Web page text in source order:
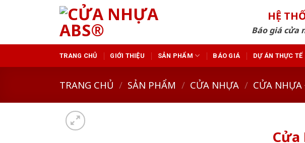
HỆ
Báo giá cửa
TRANG CHỦ GIỚI THIỆU SẢN PHẨM BÁO GIÁ DỰ ÁN THỰC TẾ
TRANG CHỦ / SẢN PHẨM / CỬA NHỰA / CỬA
Cửa